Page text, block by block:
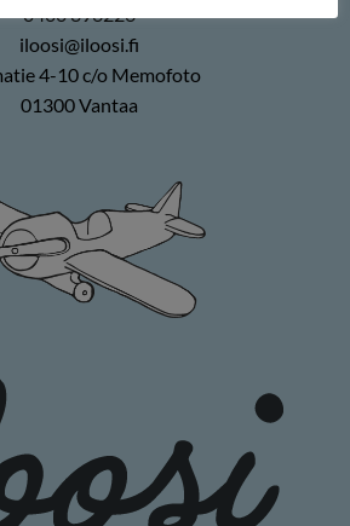
0400 896226
iloosi@iloosi.fi
4-10 c/o Memofoto
01300 Vantaa